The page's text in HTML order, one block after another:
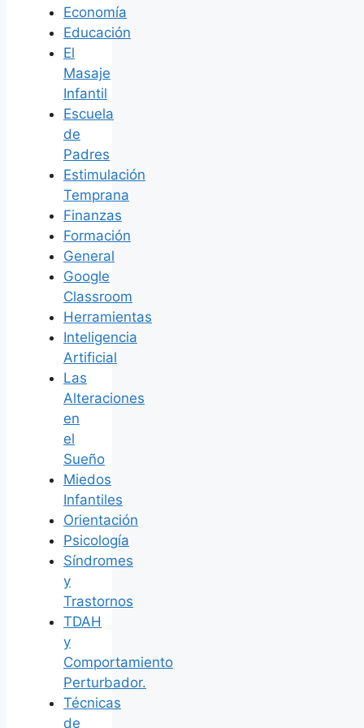
Economía
Educación
El
Masaje
Infantil
Escuela
de
Padres
Estimulación
Temprana
Finanzas
Formación
General
Google
Classroom
Herramientas
Inteligencia
Artificial
Las
Alteraciones
en
el
Sueño
Miedos
Infantiles
Orientación
Psicología
Síndromes
y
Trastornos
TDAH
y
Comportamiento
Perturbador.
Técnicas
de